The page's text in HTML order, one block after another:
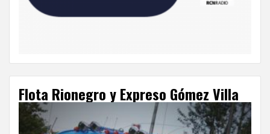
Flota Rionegro y Expreso Gómez Villa